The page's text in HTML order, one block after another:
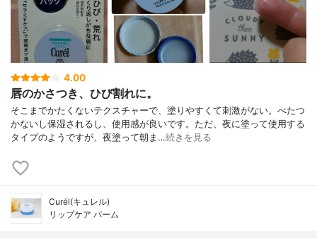
4.00
唇のかさつき、ひび割れに。
そこまでかたくないテクスチャーで、塗りやすくて刺激がない。べたつ
かないし保湿されるし、使用感が良いです。ただ、夜に塗って使用する
タイプのようですが、夜塗って朝ま…続きを見る
Curél(キュレル)
リップケア バーム